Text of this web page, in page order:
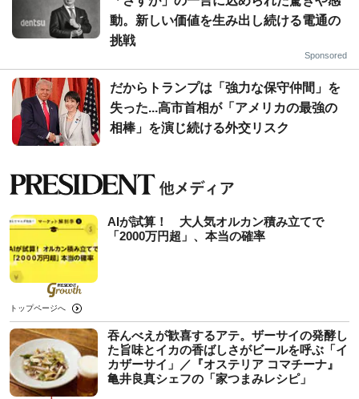
動。新しい価値を生み出し続ける電通の
挑戦
Sponsored
だからトランプは「強力な保守仲間」を
失った...高市首相が「アメリカの最強の
相棒」を演じ続ける外交リスク
AIが試算！ 大人気オルカン積み立てで
「2000万円超」、本当の確率
トップページへ
吞んべえが歓喜するアテ。ザーサイの発酵し
た旨味とイカの香ばしさがビールを呼ぶ「イ
カザーサイ」／『オステリア コマチーナ』
⻲井良真シェフの「家つまみレシピ」